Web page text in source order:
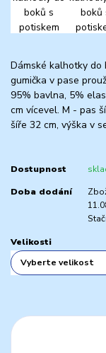
Dámské kalhotky do
gumička v pase
95% bavlna, 5%
cm vícevel. M - pas
šíře 32 cm, výška v
Dostupnost
Doba dodání
Velikosti